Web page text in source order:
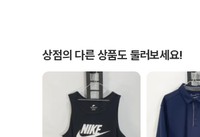
상점의 다른 상품도 둘러보세요!